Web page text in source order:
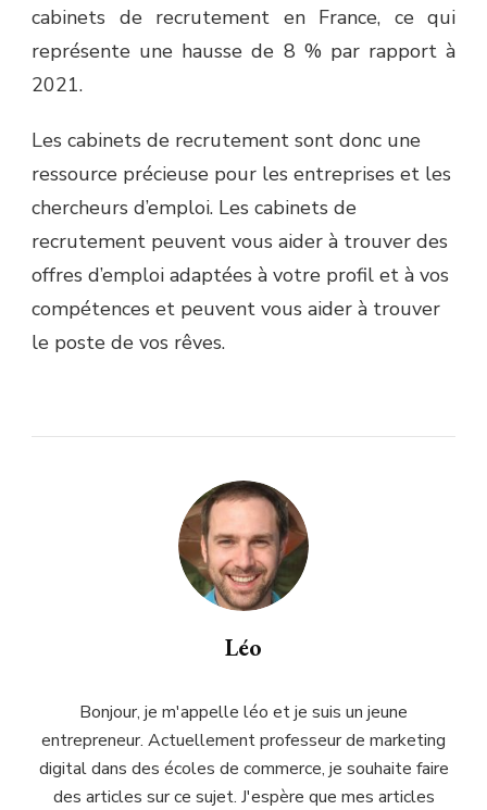
cabinets de recrutement en France, ce qui
représente une hausse de 8 % par rapport à
2021.
Les cabinets de recrutement sont donc une
ressource précieuse pour les entreprises et les
chercheurs d’emploi. Les cabinets de
recrutement peuvent vous aider à trouver des
offres d’emploi adaptées à votre profil et à vos
compétences et peuvent vous aider à trouver
le poste de vos rêves.
Léo
Bonjour, je m'appelle léo et je suis un jeune
entrepreneur. Actuellement professeur de marketing
digital dans des écoles de commerce, je souhaite faire
des articles sur ce sujet. J'espère que mes articles